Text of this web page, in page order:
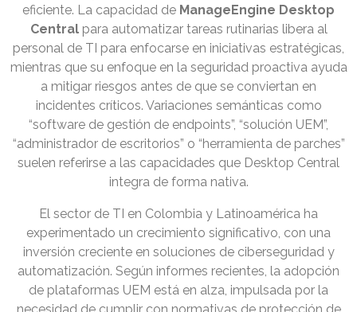
eficiente. La capacidad de ManageEngine Desktop
Centralpara automatizar tareas rutinarias libera al
personal de TI para enfocarse en iniciativas estratégicas,
mientras que su enfoque en la seguridad proactiva ayuda
a mitigar riesgos antes de que se conviertan en
incidentes críticos. Variaciones semánticas como
“software de gestión de endpoints”, “solución UEM”,
“administrador de escritorios” o “herramienta de parches”
suelen referirse a las capacidades que Desktop Central
integra de forma nativa.
El sector de TI en Colombia y Latinoamérica ha
experimentado un crecimiento significativo, con una
inversión creciente en soluciones de ciberseguridad y
automatización. Según informes recientes, la adopción
de plataformas UEM está en alza, impulsada por la